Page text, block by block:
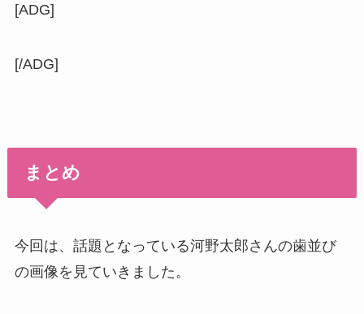
[ADG]
[/ADG]
まとめ
今回は、話題となっている河野太郎さんの歯並び
の画像を見ていきました。